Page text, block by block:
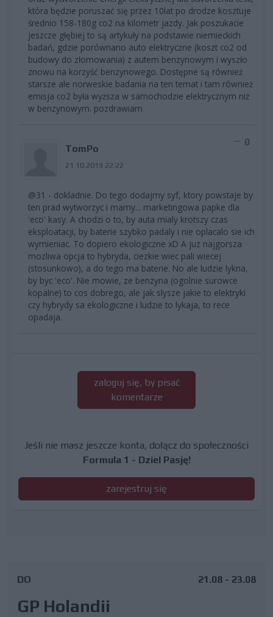
która będzie poruszać się przez 10lat po drodze kosztuje
średnio 158-180g co2 na kilometr jazdy. Jak poszukacie
jeszcze głębiej to są artykuły na podstawie niemieckich
badań, gdzie porównano auto elektryczne (koszt co2 od
budowy do złomowania) z autem benzynowym i wyszło
znowu na korzyść benzynowego. Dostępne są również
starsze ale norweskie badania na ten temat i tam również
emisja co2 była wyższa w samochodzie elektrycznym niż
w benzynowym. pozdrawiam
TomPo
21.10.2019 22:22
0
@31 - dokladnie. Do tego dodajmy syf, ktory powstaje by
ten prad wytworzyc i mamy... marketingowa papke dla
'eco' kasy. A chodzi o to, by auta mialy krotszy czas
eksploatacji, by baterie szybko padaly i nie oplacalo sie ich
wymieniac. To dopiero ekologiczne xD A juz najgorsza
mozliwa opcja to hybryda, ciezkie wiec pali wiecej
(stosunkowo), a do tego ma baterie. No ale ludzie lykna,
by byc 'eco'. Nie mowie, ze benzyna (ogolnie surowce
kopalne) to cos dobrego, ale jak slysze jakie to elektryki
czy hybrydy sa ekologiczne i ludzie to lykaja, to rece
opadaja.
zaloguj się, by pisać
komentarze
Jeśli nie masz jeszcze konta, dołącz do społeczności
Formula 1 - Dziel Pasję!
zarejestruj się
DO
GP Holandii
21.08 - 23.08